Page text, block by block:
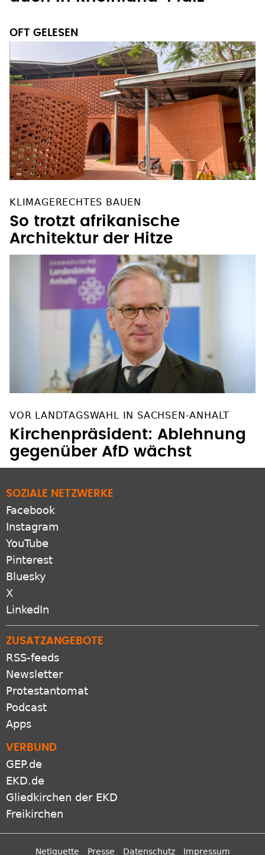
OFT GELESEN
KLIMAGERECHTES BAUEN
So trotzt afrikanische
Architektur der Hitze
VOR LANDTAGSWAHL IN SACHSEN-ANHALT
Kirchenpräsident: Ablehnung
gegenüber AfD wächst
SOZIALE NETZWERKE
Facebook
Instagram
YouTube
Pinterest
Bluesky
X
LinkedIn
ZUSATZANGEBOTE
RSS-feeds
Newsletter
Protestantomat
Podcast
Apps
VERBUND
GEP.de
EKD.de
Gliedkirchen der EKD
Freikirchen
Netiquette Presse Datenschutz Impressum